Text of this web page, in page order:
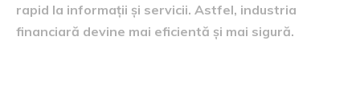
rapid la informații și servicii. Astfel, industria
financiară devine mai eficientă și mai sigură.